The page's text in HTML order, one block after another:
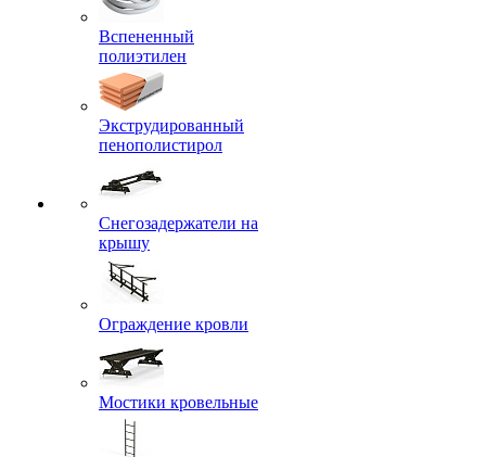
Вспененный
полиэтилен
Экструдированный
пенополистирол
Снегозадержатели на
крышу
Ограждение кровли
Мостики кровельные